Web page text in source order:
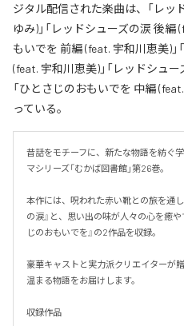
ジタル配信された楽曲は、「レッ
ゆみ)」「レッドシューズの涙 後編
もいでを 前編 (feat. 宇和川恵美)
(feat. 宇和川恵美)」「レッドシュ
「ひとさじのおもいでを 中編
っている。
昔話をモチーフに、新たな物語を紡ぐ
マシリーズ「むかば図書館」第26巻。
本作には、呪われた赤い靴との旅を通
の涙』と、思い出の味が人々の心を癒
じのおもいでを』の2作品を収録。
豪華キャストと実力派クリエイターが
温まる物語をお届けします。
収録作品